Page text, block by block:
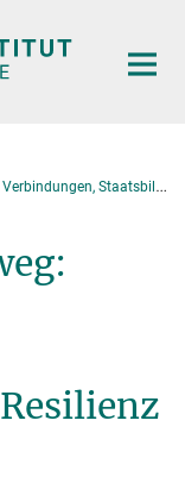
und Resilienz im alten Armenien